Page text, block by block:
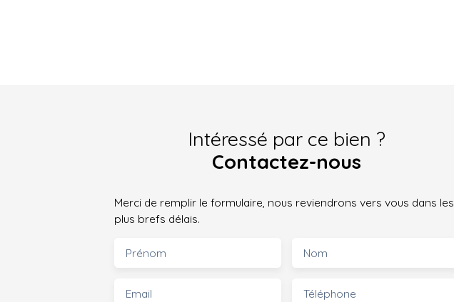
Intéressé par ce bien ?
Contactez-nous
Merci de remplir le formulaire, nous reviendrons vers vous dans les
plus brefs délais.
Prénom Nom
Email Téléphone